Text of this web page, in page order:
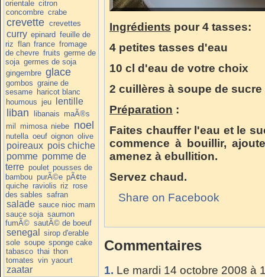
orientale citron
concombre crabe
crevette crevettes
curry epinard feuille de
riz flan france fromage
de chevre fruits germe de
soja germes de soja
gingembre glace
gombos graine de
sesame haricot blanc
houmous jeu lentille
liban libanais maÃ®s
mil mimosa niebe noel
nutella oeuf oignon olive
poireaux pois chiche
pomme pomme de
terre poulet pousses de
bambou purÃ©e pÃ¢te
quiche raviolis riz rose
des sables safran
salade sauce nioc mam
sauce soja saumon
fumÃ© sautÃ© de boeuf
senegal
sirop d'erable
sole soupe sponge cake
tabasco thai thon
tomates vin yaourt
zaatar
Ingrédients pour 4 tasses:
4 petites tasses d'eau
10 cl d'eau de votre choix
2 cuillères à soupe de
Préparation :
Faites chauffer l'eau et le
commence à bouillir,
amenez à ebullition.
Servez chaud.
Share on Facebook
Commentaires
1. Le mardi 14 octobre 2008 à